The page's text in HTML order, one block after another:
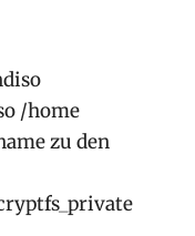
/home
zu den